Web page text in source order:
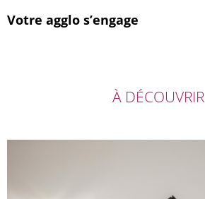
Votre agglo s’engage
À DÉCOUVRIR